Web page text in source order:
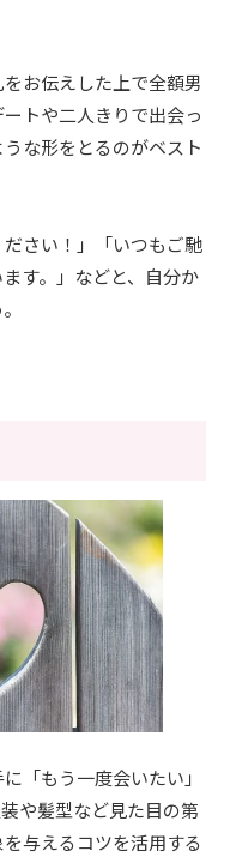
お伝えした上で全額男
トや二人きりで出会っ
な形をとるのがベスト
さい！」「いつもご馳
す。」などと、自分か
「もう一度会いたい」
や髪型など見た目の第
与えるコツを活用する